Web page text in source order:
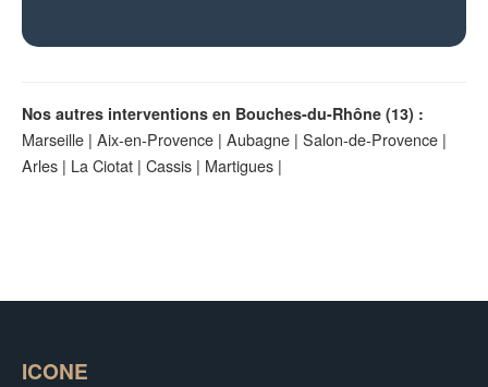
Nos autres interventions en Bouches-du-Rhône (13) :
Marseille | Aix-en-Provence | Aubagne | Salon-de-Provence |
Arles | La Ciotat | Cassis | Martigues |
ICONE